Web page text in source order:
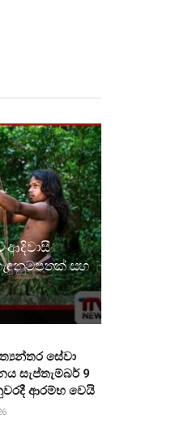
ආදිවාසී
සහ
සේවා
සැප්තැම්බර් 9
ආරම්භ වෙයි